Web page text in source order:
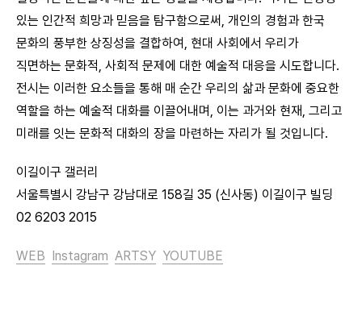
있는 인간적 희망과 믿음을 탐구함으로써, 개인의 경험과 한국
문화의 풍부한 상징성을 결합하여, 현대 사회에서 우리가
직면하는 문화적, 사회적 문제에 대한 예술적 대응을 시도합니다.
전시는 이러한 요소들을 통해 매 순간 우리의 삶과 문화에 중요한
역할을 하는 예술적 대화를 이끌어내며, 이는 과거와 현재, 그리고
미래를 잇는 문화적 대화의 장을 마련하는 자리가 될 것입니다.
이길이구 갤러리
서울특별시 강남구 강남대로 158길 35 (신사동) 이길이구 빌딩
02 6203 2015
WEB Instagram ARTSY YOUTUBE